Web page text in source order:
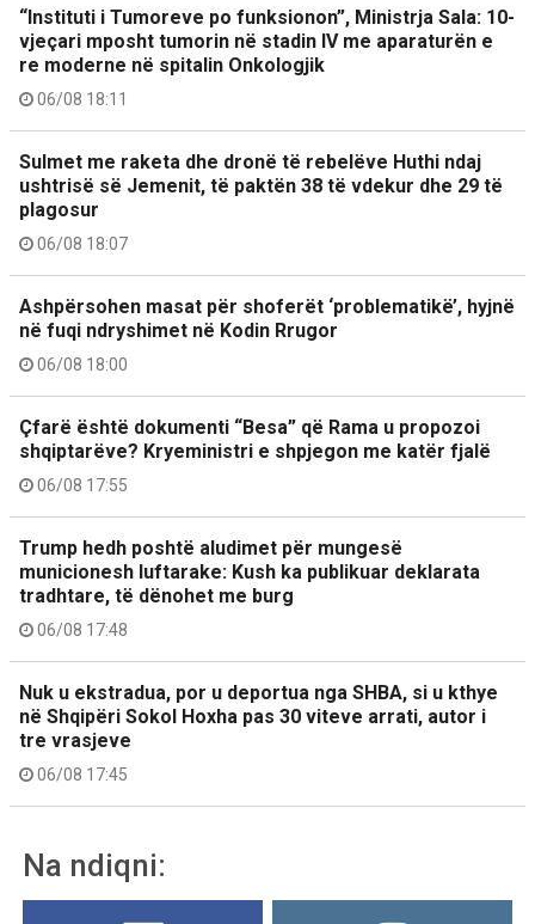
“Instituti i Tumoreve po funksionon”, Ministrja Sala: 10-
vjeçari mposht tumorin në stadin IV me aparaturën e
re moderne në spitalin Onkologjik
06/08 18:11
Sulmet me raketa dhe dronë të rebelëve Huthi ndaj
ushtrisë së Jemenit, të paktën 38 të vdekur dhe 29 të
plagosur
06/08 18:07
Ashpërsohen masat për shoferët ‘problematikë’, hyjnë
në fuqi ndryshimet në Kodin Rrugor
06/08 18:00
Çfarë është dokumenti “Besa” që Rama u propozoi
shqiptarëve? Kryeministri e shpjegon me katër fjalë
06/08 17:55
Trump hedh poshtë aludimet për mungesë
municionesh luftarake: Kush ka publikuar deklarata
tradhtare, të dënohet me burg
06/08 17:48
Nuk u ekstradua, por u deportua nga SHBA, si u kthye
në Shqipëri Sokol Hoxha pas 30 viteve arrati, autor i
tre vrasjeve
06/08 17:45
Na ndiqni: